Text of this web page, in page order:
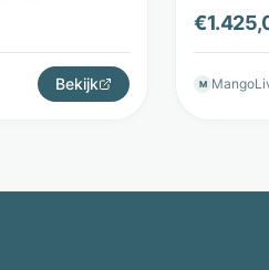
Bekijk
The Seats
€
M